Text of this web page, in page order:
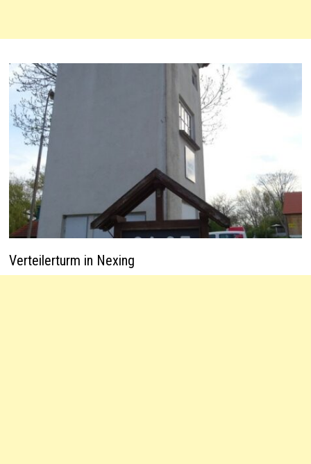
Verteilerturm in Nexing